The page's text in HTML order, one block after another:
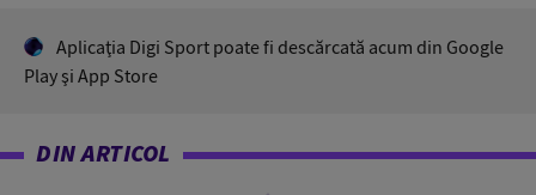
Aplicaţia Digi Sport poate fi descărcată acum din Google
Play şi App Store
DIN ARTICOL